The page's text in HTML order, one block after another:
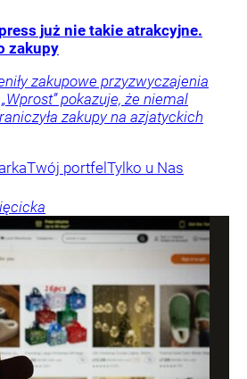
już nie takie atrakcyjne.
zakupy
zakupowe przyzwyczajenia
pokazuje, że niemal
zakupy na azjatyckich
Twój portfel Tylko u Nas